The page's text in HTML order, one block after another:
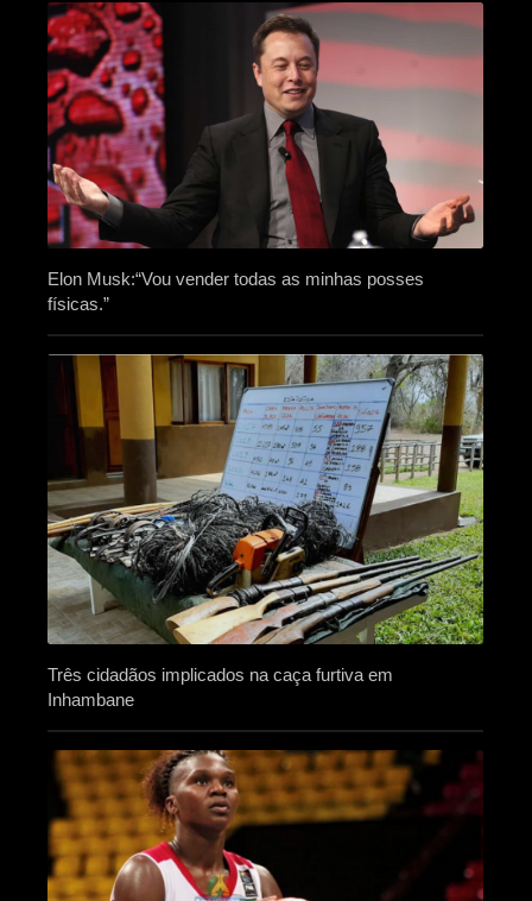
Elon Musk:“Vou vender todas as minhas posses
físicas.”
Três cidadãos implicados na caça furtiva em
Inhambane